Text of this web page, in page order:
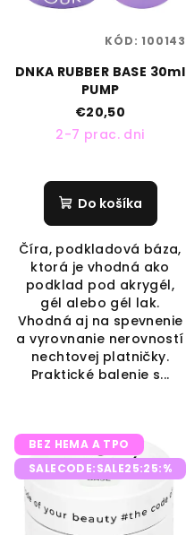
d
u
DNKA RUBBER BASE 30ml
PUMP
€20,50
2-7 prac. dni
Do košíka
Číra, podkladová báza,
ktorá je vhodná ako
podklad pod akrygél,
gél alebo gél lak.
Vhodná aj na spevnenie
a vyrovnanie nerovností
nechtovej platničky.
Praktické balenie s...
KÓD:100143
BEZ HEMA A TPO
SALECODE:SALE25:25:%